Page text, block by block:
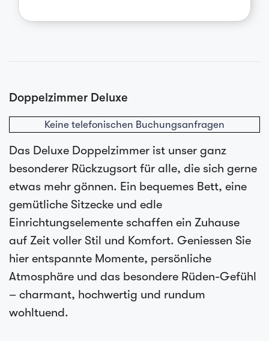
Doppelzimmer Deluxe
Keine telefonischen Buchungsanfragen
Das Deluxe Doppelzimmer ist unser ganz
besonderer Rückzugsort für alle, die sich gerne
etwas mehr gönnen. Ein bequemes Bett, eine
gemütliche Sitzecke und edle
Einrichtungselemente schaffen ein Zuhause
auf Zeit voller Stil und Komfort. Geniessen Sie
hier entspannte Momente, persönliche
Atmosphäre und das besondere Rüden-Gefühl
– charmant, hochwertig und rundum
wohltuend.